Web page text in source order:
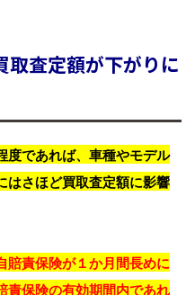
取査定額が下がりに
度であれば、車種やモデル
はさほど買取査定額に影響
賠責保険が１か月間長めに
責保険の有効期間内であれ